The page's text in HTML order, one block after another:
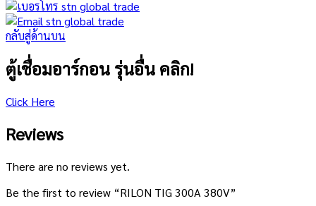
กลับสู่ด้านบน
ตู้เชื่อมอาร์กอน รุ่นอื่น คลิก!
Click Here
Reviews
There are no reviews yet.
Be the first to review “RILON TIG 300A 380V”